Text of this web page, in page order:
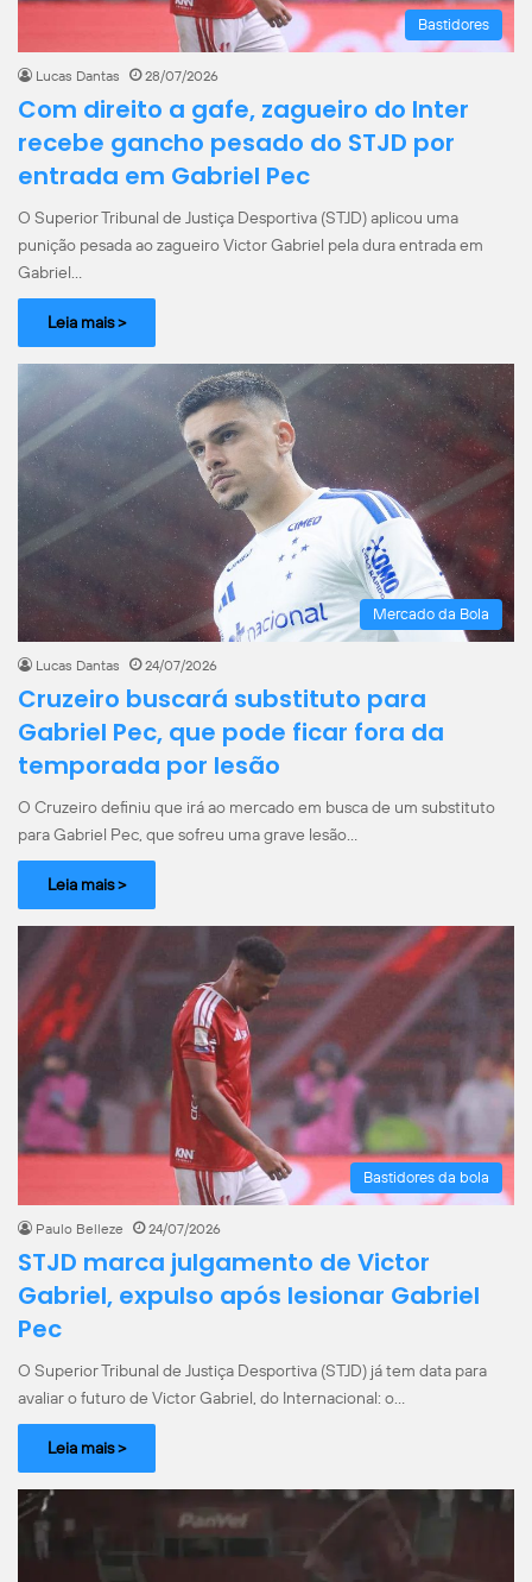
Bastidores
Lucas Dantas 28/07/2026
Com direito a gafe, zagueiro do Inter
recebe gancho pesado do STJD por
entrada em Gabriel Pec
O Superior Tribunal de Justiça Desportiva (STJD) aplicou uma
punição pesada ao zagueiro Victor Gabriel pela dura entrada em
Gabriel…
Leia mais >
Mercado da Bola
Lucas Dantas 24/07/2026
Cruzeiro buscará substituto para
Gabriel Pec, que pode ficar fora da
temporada por lesão
O Cruzeiro definiu que irá ao mercado em busca de um substituto
para Gabriel Pec, que sofreu uma grave lesão…
Leia mais >
Bastidores da bola
Paulo Belleze 24/07/2026
STJD marca julgamento de Victor
Gabriel, expulso após lesionar Gabriel
Pec
O Superior Tribunal de Justiça Desportiva (STJD) já tem data para
avaliar o futuro de Victor Gabriel, do Internacional: o…
Leia mais >